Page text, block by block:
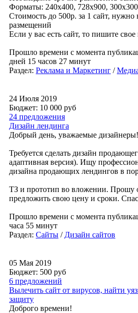
Форматы: 240х400, 728х900,
Стоимость до 500р. за 1 сайт, нужно
размещений
Если у вас есть сайт, то пишите
Прошло времени с момента
дней 15 часов 27 минут
Раздел: Реклама и Маркетинг /
24 Июля 2019
Бюджет: 10 000 руб
24 предложения
Дизайн лендинга
Добрый день, уважаемые дизайнеры!
Требуется сделать дизайн
адаптивная версия). Ищу
дизайна продающих лендингов в
ТЗ и прототип во вложении. Прошу
предложить свою цену и сроки.
Прошло времени с момента
часа 55 минут
Раздел: Сайты / Дизайн сайтов
05 Мая 2019
Бюджет: 500 руб
6 предложений
Вылечить сайт от вирусов, найти
защиту
Доброго времени!